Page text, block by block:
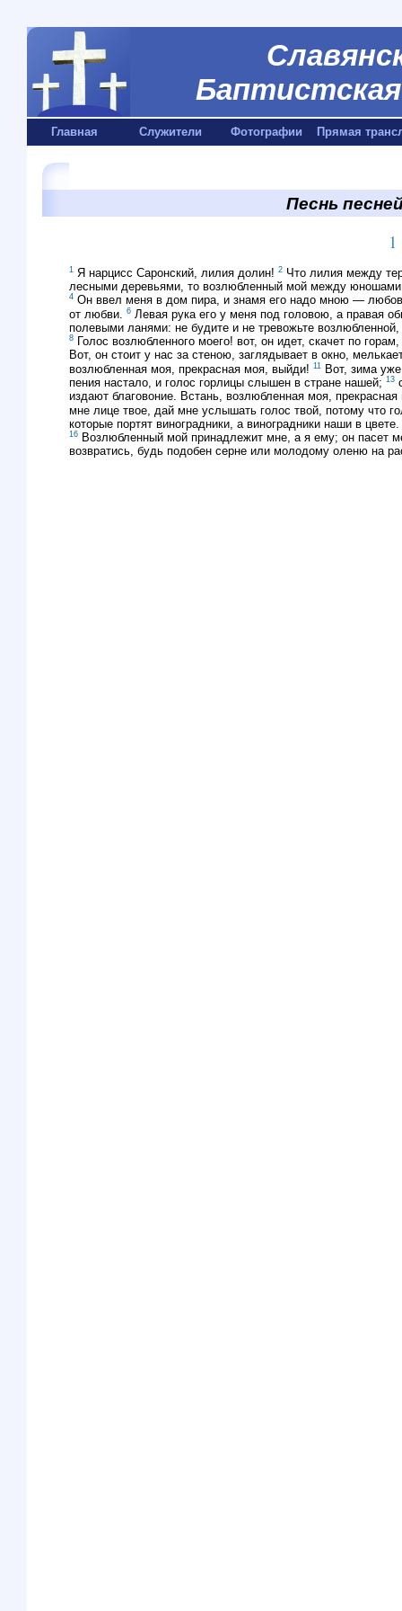
Главная Служители Фотографии Прямая
Песнь
1
1 Я нарцисс Саронский, лилия долин! 2 Что лилия между
лесными деревьями, то возлюбленный мой между
4 Он ввел меня в дом пира, и знамя его надо мною —
от любви.
6 Левая рука его у меня под головою, а правая
полевыми ланями: не будите и не тревожьте возлюбленной,
8 Голос возлюбленного моего! вот, он идет, скачет по
Вот, он стоит у нас за стеною, заглядывает в окно,
возлюбленная моя, прекрасная моя, выйди! 11
Вот, зима
пения настало, и голос горлицы слышен в стране нашей; 13
издают благовоние. Встань, возлюбленная моя,
мне лице твое, дай мне услышать голос твой, потому что
которые портят виноградники, а виноградники наши в цвете.
16 Возлюбленный мой принадлежит мне, а я ему; он пасет
возвратись, будь подобен серне или молодому оленю на